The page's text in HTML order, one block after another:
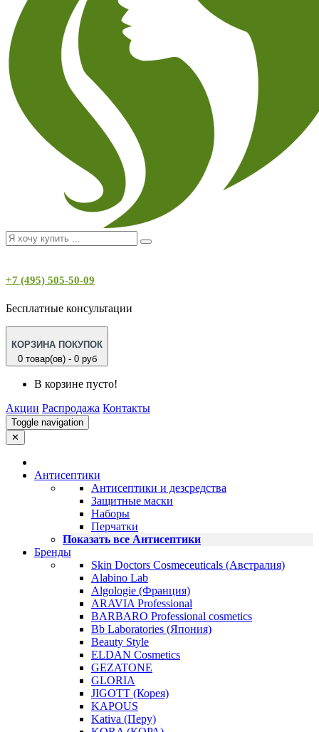
+7 (495) 505-50-09
Бесплатные консультации
КОРЗИНА ПОКУПОК
0 товар(ов) - 0 руб
В корзине пусто!
Акции Распродажа Контакты
Toggle navigation
✕
Антисептики
Антисептики и дезсредства
Защитные маски
Наборы
Перчатки
Показать все Антисептики
Бренды
Skin Doctors Cosmeceuticals (Австралия)
Alabino Lab
Algologie (Франция)
ARAVIA Professional
BARBARO Professional cosmetics
Bb Laboratories (Япония)
Beauty Style
ELDAN Cosmetics
GEZATONE
GLORIA
JIGOTT (Корея)
KAPOUS
Kativa (Перу)